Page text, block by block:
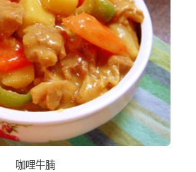
咖哩牛腩